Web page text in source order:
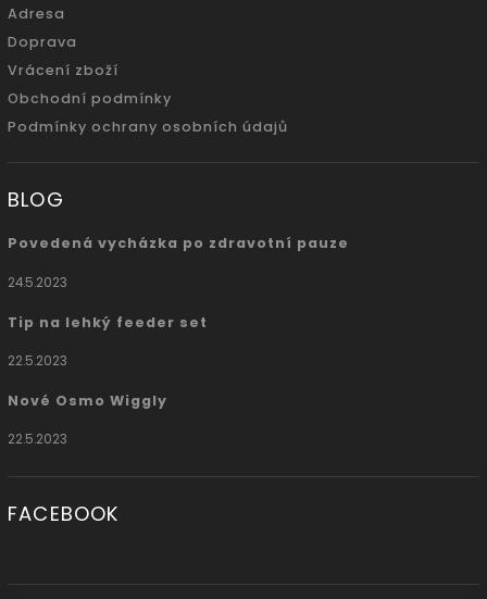
Adresa
Doprava
Vrácení zboží
Obchodní podmínky
Podmínky ochrany osobních údajů
BLOG
Povedená vycházka po zdravotní pauze
24.5.2023
Tip na lehký feeder set
22.5.2023
Nové Osmo Wiggly
22.5.2023
FACEBOOK